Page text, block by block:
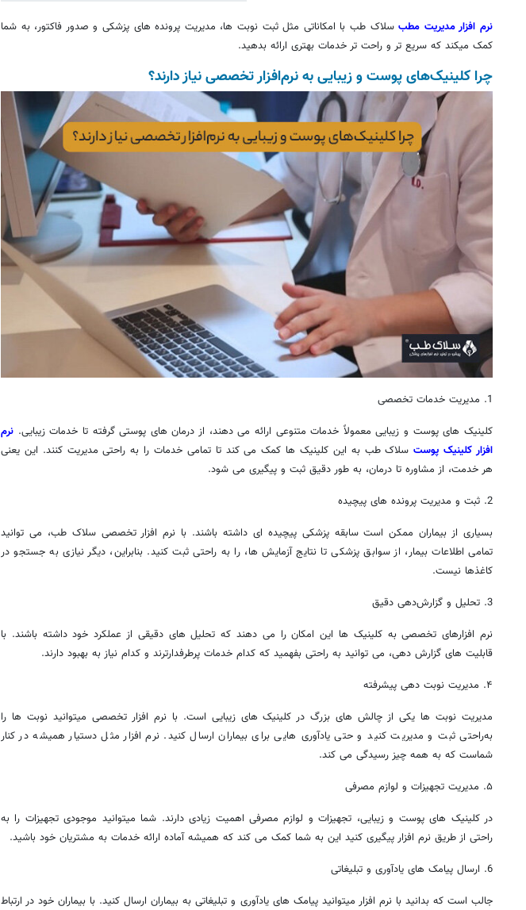
نرم ‌افزار مدیریت مطبسلاک طب با امکاناتی مثل ثبت نوبت ‌ها، مدیریت پرونده‌ های پزشکی و صدور فاکتور، به شما
کمک میکند که سریع ‌تر و راحت ‌تر خدمات بهتری ارائه بدهید.
چرا کلینیک‌های پوست و زیبایی به نرم‌افزار تخصصی نیاز دارند؟
1. مدیریت خدمات تخصصی
کلینیک ‌های پوست و زیبایی معمولاً خدمات متنوعی ارائه می ‌دهند، از درمان ‌های پوستی گرفته تا خدمات زیبایی. نرم
‌افزار کلینیک پوستسلاک طب به این کلینیک‌ ها کمک می ‌کند تا تمامی خدمات را به‌ راحتی مدیریت کنند. این یعنی
هر خدمت، از مشاوره تا درمان، به ‌طور دقیق ثبت و پیگیری می ‌شود.
2. ثبت و مدیریت پرونده‌ های پیچیده
بسیاری از بیماران ممکن است سابقه پزشکی پیچیده ‌ای داشته باشند. با نرم ‌افزار تخصصی سلاک طب، می ‌توانید
تمامی اطلاعات بیمار، از سوابق پزشکی تا نتایج آزمایش ‌ها، را به‌ راحتی ثبت کنید. بنابراین، دیگر نیازی به جستجو در
کاغذها نیست.
3. تحلیل و گزارش‌دهی دقیق
نرم ‌افزارهای تخصصی به کلینیک ‌ها این امکان را می ‌دهند که تحلیل‌ های دقیقی از عملکرد خود داشته باشند. با
قابلیت ‌های گزارش‌ دهی، می‌ توانید به‌ راحتی بفهمید که کدام خدمات پرطرفدارترند و کدام نیاز به بهبود دارند.
۴. مدیریت نوبت ‌دهی پیشرفته
مدیریت نوبت‌ ها یکی از چالش ‌های بزرگ در کلینیک ‌های زیبایی است. با نرم ‌افزار تخصصی میتوانید نوبت ‌ها را
به‌راحتی ثبت و مدیریت کنید و حتی یادآوری‌ هایی برای بیماران ارسال کنید. نرم ‌افزار مثل دستیار همیشه در کنار
شماست که به همه چیز رسیدگی می ‌کند.
۵. مدیریت تجهیزات و لوازم مصرفی
در کلینیک‌ های پوست و زیبایی، تجهیزات و لوازم مصرفی اهمیت زیادی دارند. شما میتوانید موجودی تجهیزات را به
‌راحتی از طریق نرم ‌افزار پیگیری کنید این به شما کمک می ‌کند که همیشه آماده ارائه خدمات به مشتریان خود باشید.
6. ارسال پیامک ‌های یادآوری و تبلیغاتی
جالب است که بدانید با نرم ‌افزار میتوانید پیامک‌ های یادآوری و تبلیغاتی به بیماران ارسال کنید. با بیماران خود در ارتباط